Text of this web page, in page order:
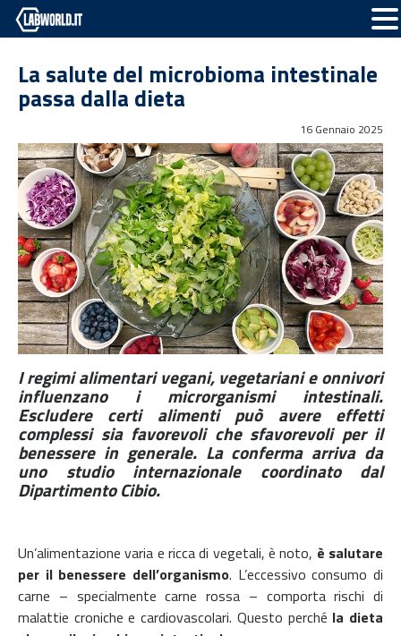
La salute del microbioma intestinale
passa dalla dieta
16 Gennaio 2025
I regimi alimentari vegani, vegetariani e onnivori
influenzano i microrganismi intestinali.
Escludere certi alimenti può avere effetti
complessi sia favorevoli che sfavorevoli per il
benessere in generale. La conferma arriva da
uno studio internazionale coordinato dal
Dipartimento Cibio.
Un’alimentazione varia e ricca di vegetali, è noto, è salutare
per il benessere dell’organismo. L’eccessivo consumo di
carne – specialmente carne rossa – comporta rischi di
malattie croniche e cardiovascolari. Questo perché la dieta